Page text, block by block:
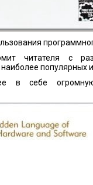
читателя с
в себе